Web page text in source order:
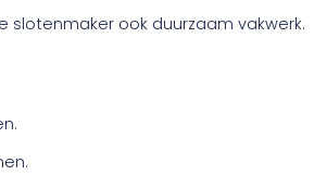
ook duurzaam vakwerk.